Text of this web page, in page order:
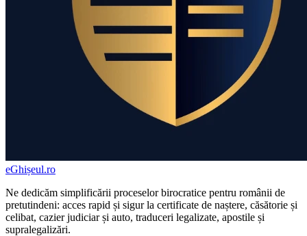
eGhișeul.ro
Ne dedicăm simplificării proceselor birocratice pentru românii de
pretutindeni: acces rapid și sigur la certificate de naștere, căsătorie și
celibat, cazier judiciar și auto, traduceri legalizate, apostile și
supralegalizări.